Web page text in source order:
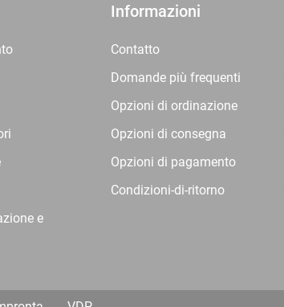
e
Informazioni
Contatto
Domande più frequenti
Opzioni di ordinazione
Opzioni di consegna
Opzioni di pagamento
Condizioni-di-ritorno